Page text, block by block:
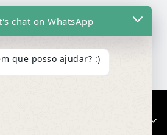
chat on WhatsApp
que posso ajudar? :)